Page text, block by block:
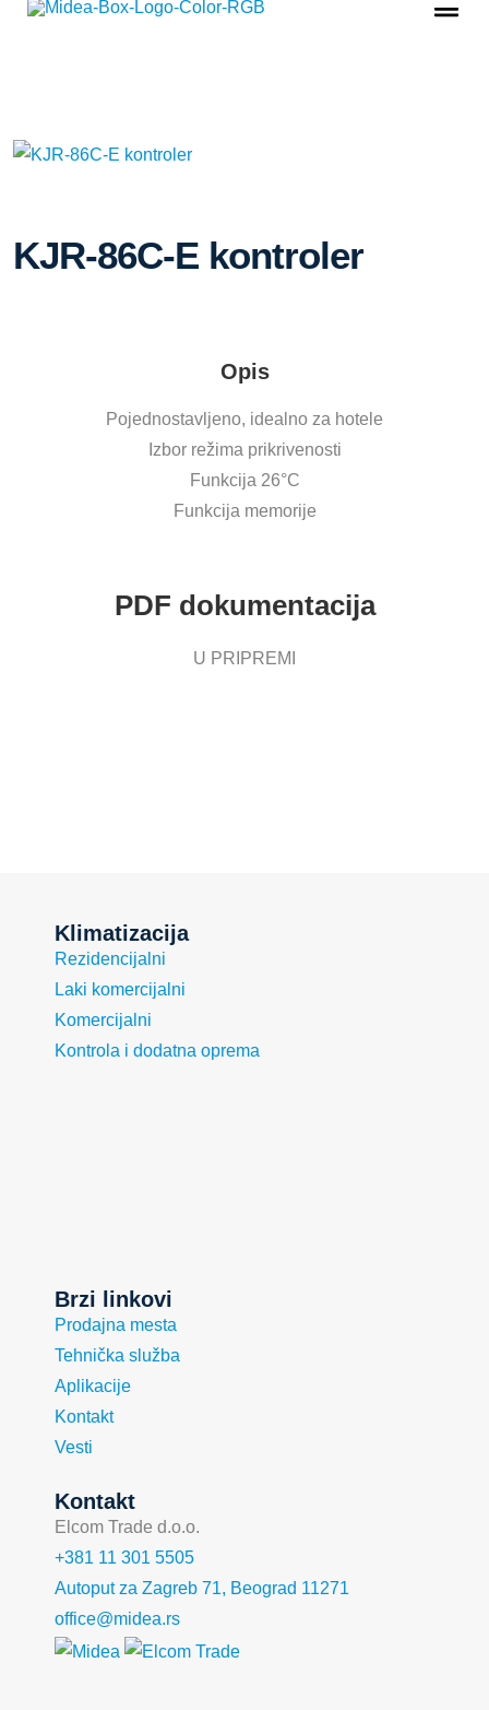
KJR-86C-E kontroler
Opis
Pojednostavljeno, idealno za hotele
Izbor režima prikrivenosti
Funkcija 26°C
Funkcija memorije
PDF dokumentacija
U PRIPREMI
Klimatizacija
Rezidencijalni
Laki komercijalni
Komercijalni
Kontrola i dodatna oprema
Brzi linkovi
Prodajna mesta
Tehnička služba
Aplikacije
Kontakt
Vesti
Kontakt
Elcom Trade d.o.o.
+381 11 301 5505
Autoput za Zagreb 71, Beograd 11271
office@midea.rs